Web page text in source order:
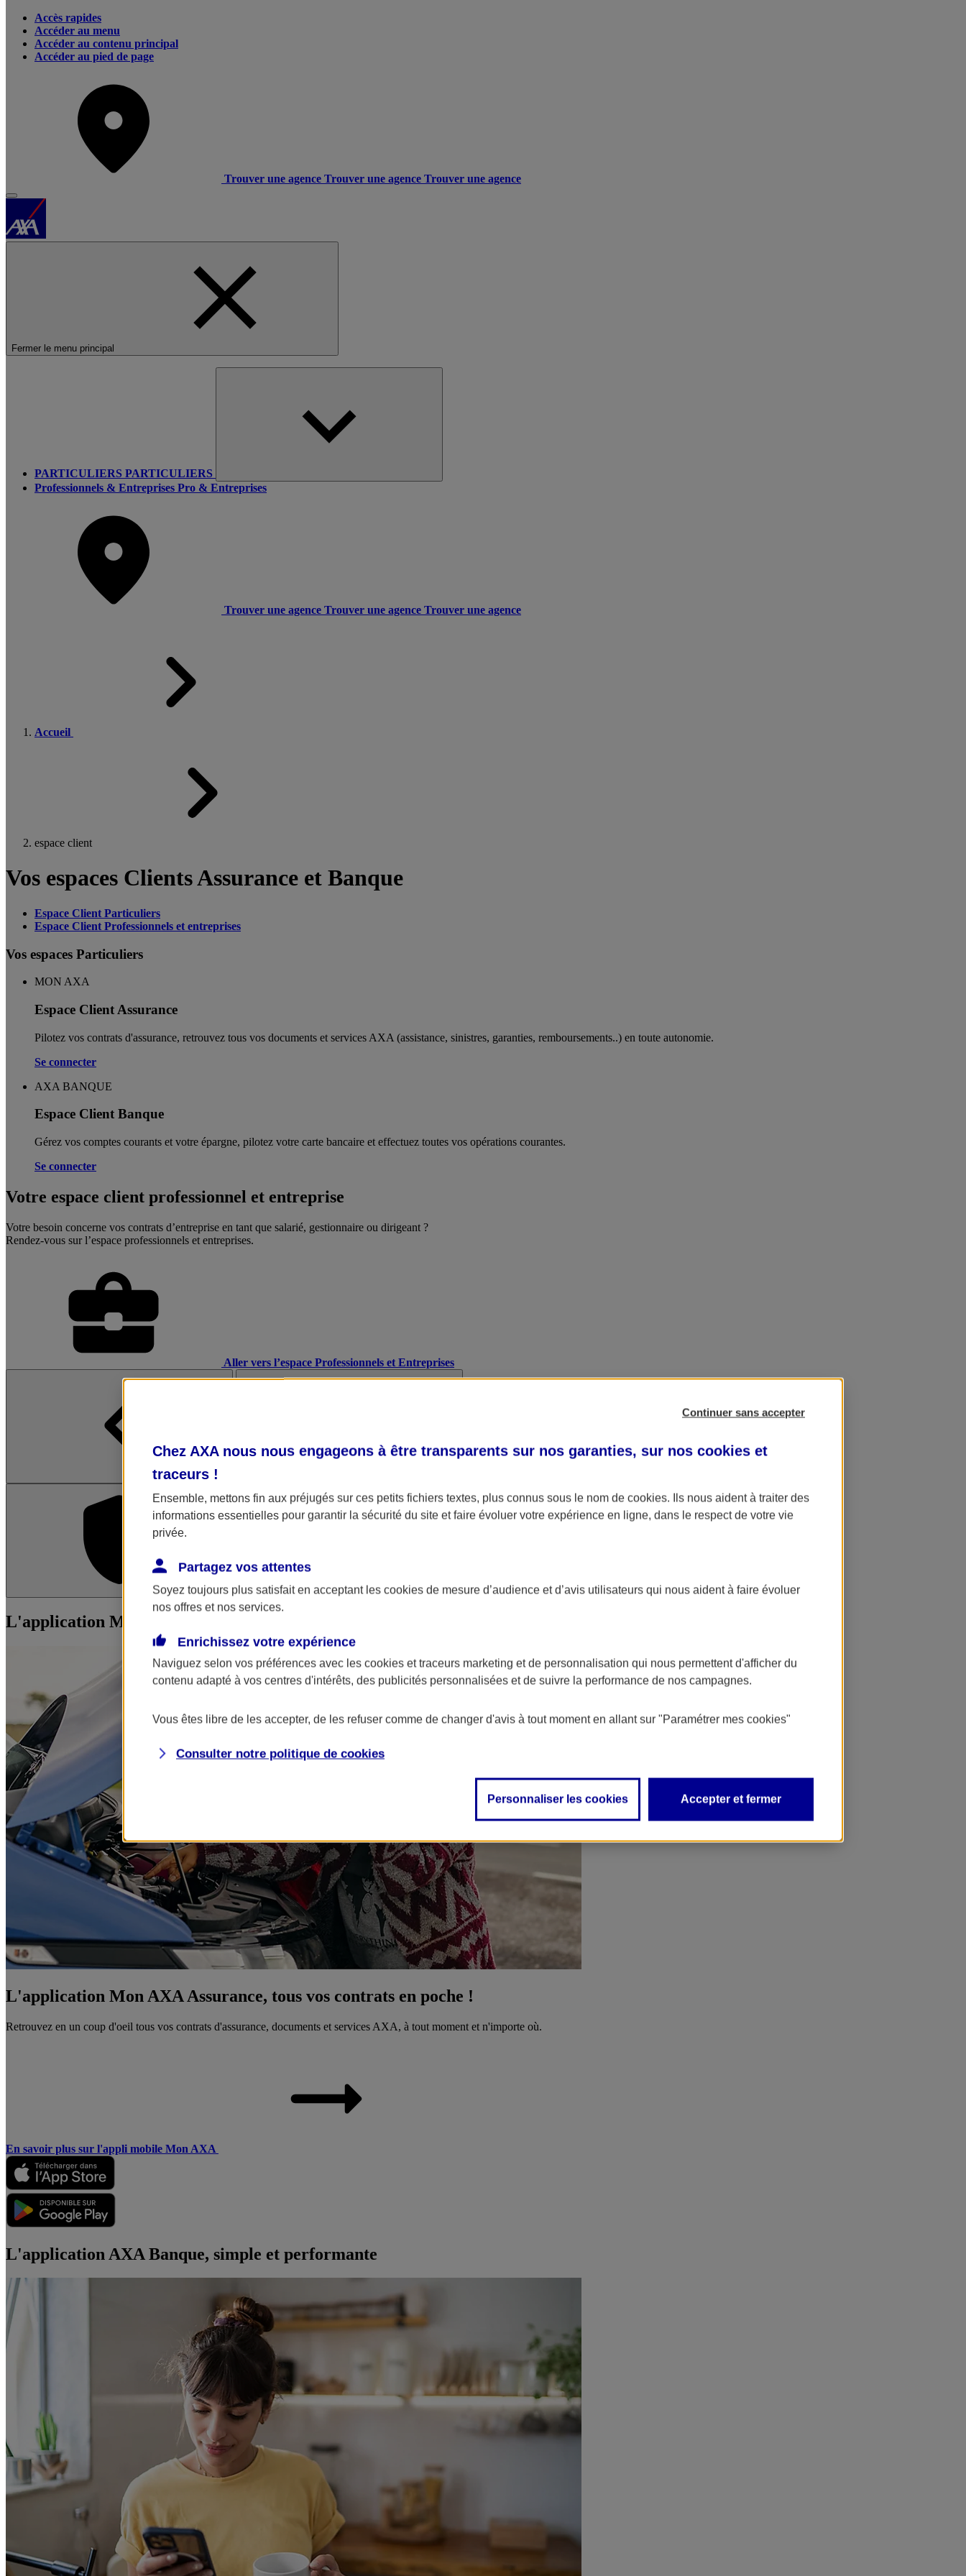
Accès rapides
Accéder au menu
Accéder au contenu principal
Accéder au pied de page
Trouver une agence Trouver une agence Trouver une agence
Fermer le menu principal
PARTICULIERS PARTICULIERS
Professionnels & Entreprises Pro & Entreprises
Trouver une agence Trouver une agence Trouver une agence
Accueil
espace client
Vos espaces Clients Assurance et Banque
Espace Client Particuliers
Espace Client Professionnels et entreprises
Vos espaces Particuliers
MON AXA
Espace Client Assurance
Pilotez vos contrats d'assurance, retrouvez tous vos documents et services AXA (assistance, sinistres, garanties, remboursements..) en toute autonomie. ​
Se connecter
AXA BANQUE
Espace Client Banque
Gérez vos comptes courants et votre épargne, pilotez votre carte bancaire et effectuez toutes vos opérations courantes.
Se connecter
Votre espace client professionnel et entreprise
Votre besoin concerne vos contrats d’entreprise en tant que salarié, gestionnaire ou dirigeant ?
Rendez-vous sur l’espace professionnels et entreprises.
Aller vers l’espace Professionnels et Entreprises
L'application Mon AXA Assurance L'application AXA Banque
L'application Mon AXA Assurance, tous vos contrats en poche !
L'application Mon AXA Assurance, tous vos contrats en poche !
Retrouvez en un coup d'oeil tous vos contrats d'assurance, documents et services AXA, à tout moment et n'importe où.
En savoir plus sur l'appli mobile Mon AXA
L'application AXA Banque, simple et performante
Continuer sans accepter
Chez AXA nous nous engageons à être transparents sur nos garanties, sur nos cookies et
traceurs !
Ensemble, mettons fin aux préjugés sur ces petits fichiers textes, plus connus sous le nom de cookies. Ils nous aident à traiter des
informations essentielles pour garantir la sécurité du site et faire évoluer votre expérience en ligne, dans le respect de votre vie
privée.
Partagez vos attentes
Soyez toujours plus satisfait en acceptant les cookies de mesure d’audience et d’avis utilisateurs qui nous aident à faire évoluer
nos offres et nos services.
Enrichissez votre expérience
Naviguez selon vos préférences avec les cookies et traceurs marketing et de personnalisation qui nous permettent d'afficher du
contenu adapté à vos centres d'intérêts, des publicités personnalisées et de suivre la performance de nos campagnes.
Vous êtes libre de les accepter, de les refuser comme de changer d'avis à tout moment en allant sur "Paramétrer mes cookies"
Consulter notre politique de cookies
Personnaliser les cookies Accepter et fermer